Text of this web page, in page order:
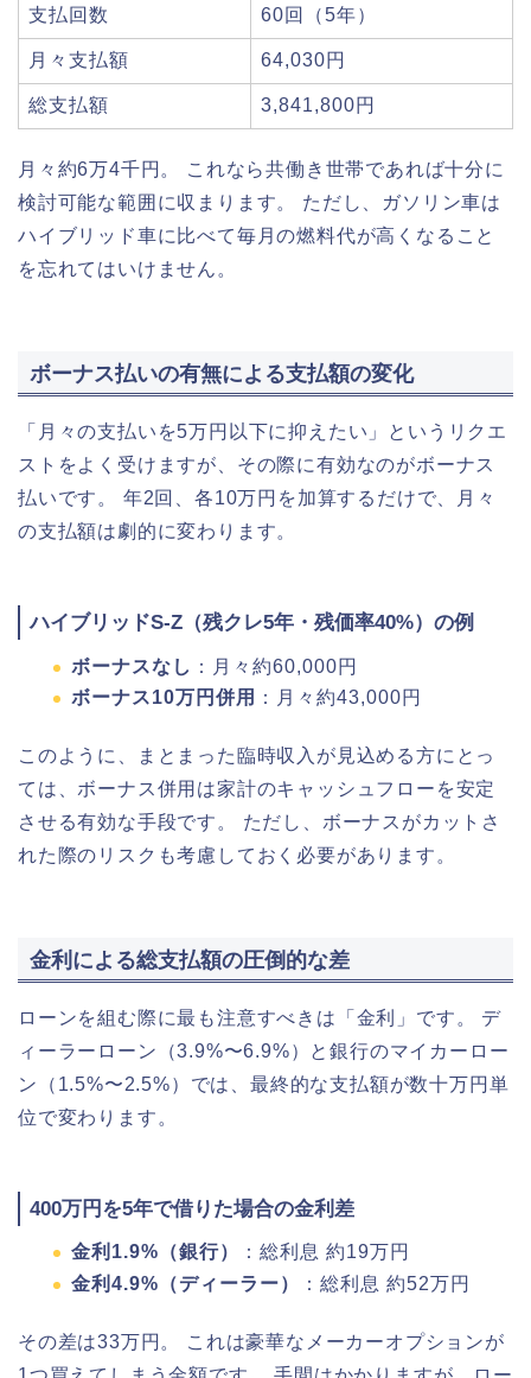
支払回数 60回（5年）
月々支払額 64,030円
総支払額 3,841,800円
月々約6万4千円。 これなら共働き世帯であれば十分に
検討可能な範囲に収まります。 ただし、ガソリン車は
ハイブリッド車に比べて毎月の燃料代が高くなること
を忘れてはいけません。
ボーナス払いの有無による支払額の変化
「月々の支払いを5万円以下に抑えたい」というリクエ
ストをよく受けますが、その際に有効なのがボーナス
払いです。 年2回、各10万円を加算するだけで、月々
の支払額は劇的に変わります。
ハイブリッドS-Z（残クレ5年・残価率40%）の例
ボーナスなし ：月々約60,000円
ボーナス10万円併用
：月々約43,000円
このように、まとまった臨時収入が見込める方にとっ
ては、ボーナス併用は家計のキャッシュフローを安定
させる有効な手段です。 ただし、ボーナスがカットさ
れた際のリスクも考慮しておく必要があります。
金利による総支払額の圧倒的な差
ローンを組む際に最も注意すべきは「金利」です。 デ
ィーラーローン（3.9%〜6.9%）と銀行のマイカーロー
ン（1.5%〜2.5%）では、最終的な支払額が数十万円単
位で変わります。
400万円を5年で借りた場合の金利差
金利1.9%（銀行）
：総利息 約19万円
金利4.9%（ディーラー）
：総利息 約52万円
その差は33万円。 これは豪華なメーカーオプションが